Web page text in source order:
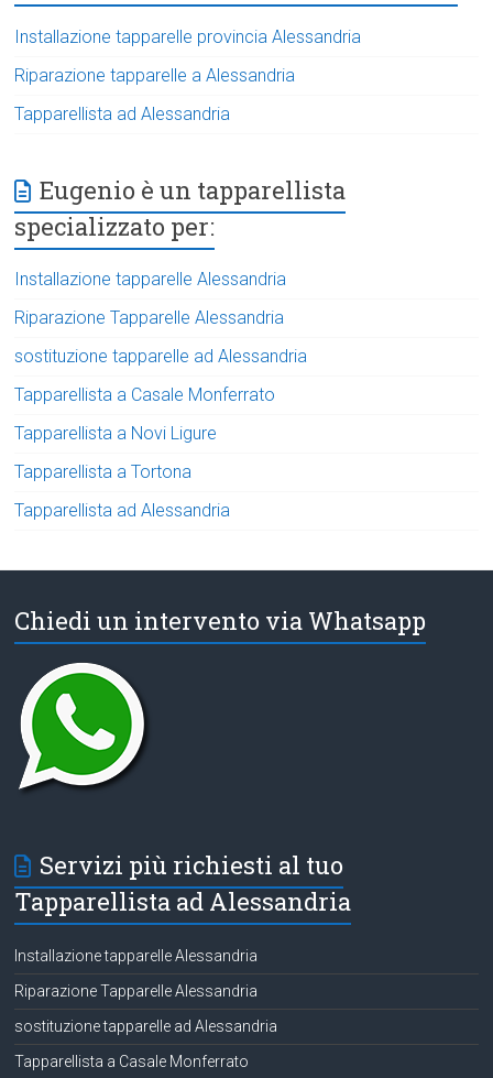
Installazione tapparelle provincia Alessandria
Riparazione tapparelle a Alessandria
Tapparellista ad Alessandria
Eugenio è un tapparellista
specializzato per:
Installazione tapparelle Alessandria
Riparazione Tapparelle Alessandria
sostituzione tapparelle ad Alessandria
Tapparellista a Casale Monferrato
Tapparellista a Novi Ligure
Tapparellista a Tortona
Tapparellista ad Alessandria
Chiedi un intervento via Whatsapp
Servizi più richiesti al tuo
Tapparellista ad Alessandria
Installazione tapparelle Alessandria
Riparazione Tapparelle Alessandria
sostituzione tapparelle ad Alessandria
Tapparellista a Casale Monferrato